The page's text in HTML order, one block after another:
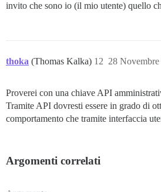
invito che sono io (il mio utente) quello
thoka (Thomas Kalka) 28
12
Proverei con una chiave API
Tramite API dovresti essere in grado di
comportamento che tramite interfaccia
Argomenti correlati